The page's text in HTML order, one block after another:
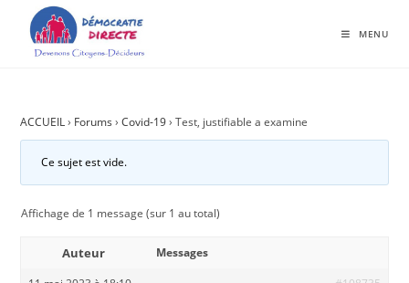
MENU
ACCUEIL › Forums › Covid-19 › Test, justifiable a examine
Ce sujet est vide.
Affichage de 1 message (sur 1 au total)
Auteur
Messages